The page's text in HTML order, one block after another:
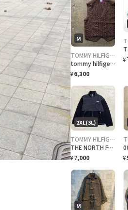
M
TOMMY HILFIGER
tommy hilfiger ベスト
¥ 6,300
¥
2XL(3L)
TOMMY HILFIGER
THE NORTH FACE ザ ノースフェイス デナリジャケット メンズ2XL相当 古着 POLARTEC ポーラーテック フリース×ナイロン アウトドアジャケット 裾ドローコード付き ビッグサイズ 大きいサイズ 黒
¥ 7,000 ¥
M